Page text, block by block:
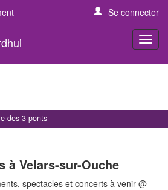
Se connecter
des 3 ponts
à Velars-sur-Ouche
spectacles et concerts à venir @